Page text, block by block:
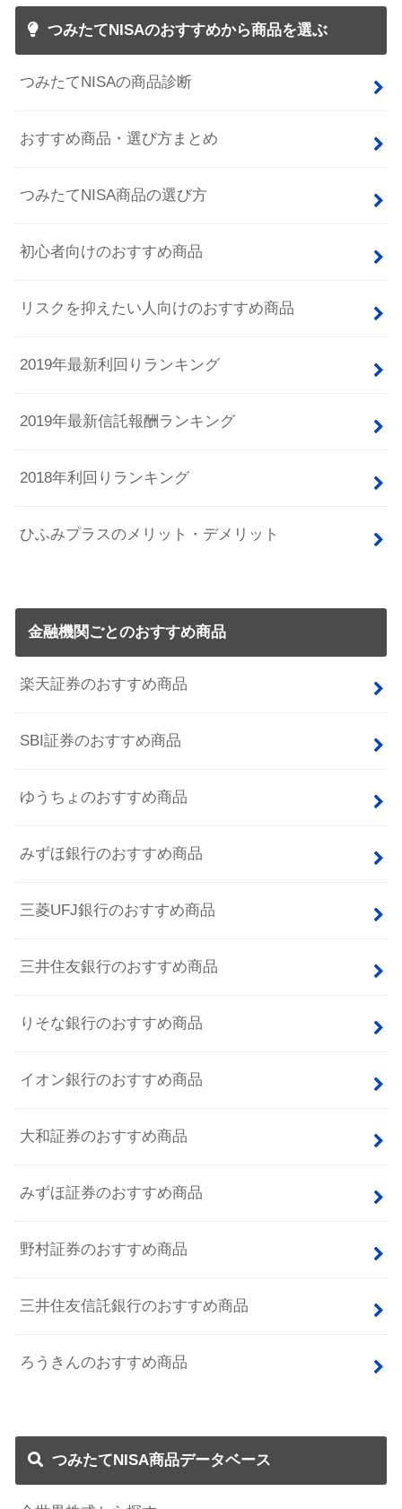
つみたてNISAのおすすめから商品を選ぶ
つみたてNISAの商品診断
おすすめ商品・選び方まとめ
つみたてNISA商品の選び方
初心者向けのおすすめ商品
リスクを抑えたい人向けのおすすめ商品
2019年最新利回りランキング
2019年最新信託報酬ランキング
2018年利回りランキング
ひふみプラスのメリット・デメリット
金融機関ごとのおすすめ商品
楽天証券のおすすめ商品
SBI証券のおすすめ商品
ゆうちょのおすすめ商品
みずほ銀行のおすすめ商品
三菱UFJ銀行のおすすめ商品
三井住友銀行のおすすめ商品
りそな銀行のおすすめ商品
イオン銀行のおすすめ商品
大和証券のおすすめ商品
みずほ証券のおすすめ商品
野村証券のおすすめ商品
三井住友信託銀行のおすすめ商品
ろうきんのおすすめ商品
つみたてNISA商品データベース